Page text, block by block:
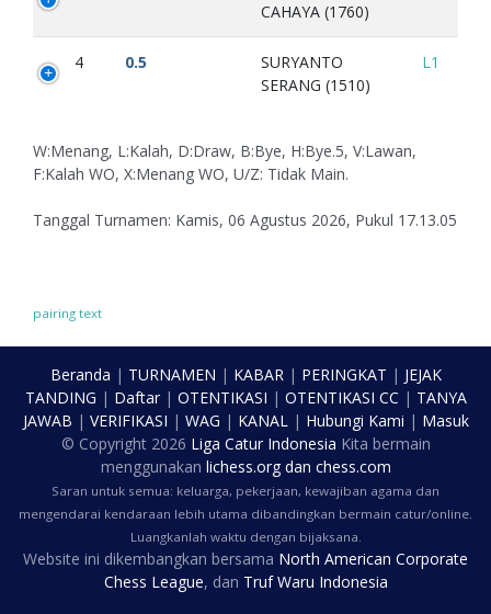
CAHAYA (1760)
4 0.5
SURYANTO
SERANG (1510)
L1
W:Menang, L:Kalah, D:Draw, B:Bye, H:Bye.5, V:Lawan,
F:Kalah WO, X:Menang WO, U/Z: Tidak Main.
Tanggal Turnamen: Kamis, 06 Agustus 2026, Pukul 17.13.05
pairing text
Beranda | TURNAMEN | KABAR| PERINGKAT | JEJAK
TANDING | Daftar| OTENTIKASI | OTENTIKASI CC | TANYA
JAWAB | VERIFIKASI | WAG | KANAL| Hubungi Kami | Masuk
© Copyright 2026 Liga Catur Indonesia Kita bermain
menggunakan lichess.orgdan chess.com
Saran untuk semua: keluarga, pekerjaan, kewajiban agama dan
mengendarai kendaraan lebih utama dibandingkan bermain catur/online.
Luangkanlah waktu dengan bijaksana.
Website ini dikembangkan bersama North American Corporate
Chess League, dan Truf Waru Indonesia